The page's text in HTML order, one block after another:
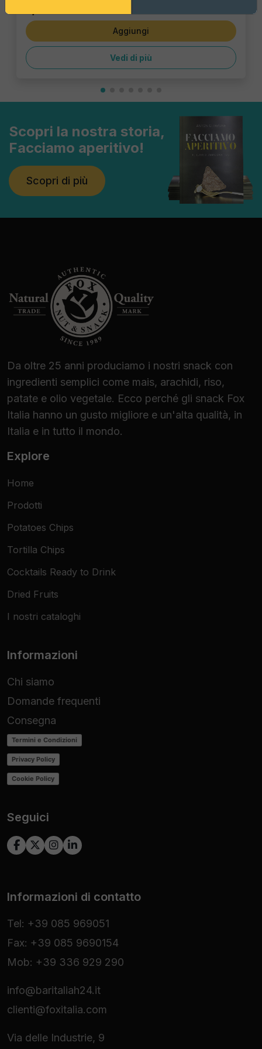
Aggiungi
Vedi di più
Scopri la nostra storia,
Facciamo aperitivo!
Scopri di più
Da oltre 25 anni produciamo i nostri snack con
ingredienti semplici come mais, arachidi, riso,
patate e olio vegetale. Ecco perché gli snack Fox
Italia hanno un gusto migliore e un'alta qualità, in
Italia e in tutto il mondo.
Explore
Home
Prodotti
Potatoes Chips
Tortilla Chips
Cocktails Ready to Drink
Dried Fruits
I nostri cataloghi
Informazioni
Chi siamo
Domande frequenti
Consegna
Termini e Condizioni
Privacy Policy
Cookie Policy
Seguici
Informazioni di contatto
Tel: +39 085 969051
Fax: +39 085 9690154
Mob: +39 336 929 290
info@baritaliah24.it
clienti@foxitalia.com
Via delle Industrie, 9